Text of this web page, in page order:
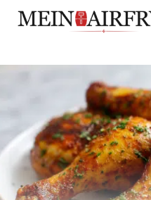
Zum
Inhalt